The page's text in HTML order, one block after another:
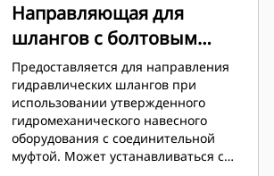
Направляющая для
шлангов с болтовым
креплением
Предоставляется для направления
гидравлических шлангов при
использовании утвержденного
гидромеханического навесного
оборудования с соединительной
муфтой. Может устанавливаться с